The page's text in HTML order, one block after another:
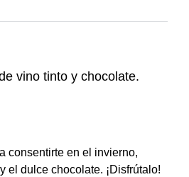
consentirte en el invierno,
el dulce chocolate. ¡Disfrútalo!